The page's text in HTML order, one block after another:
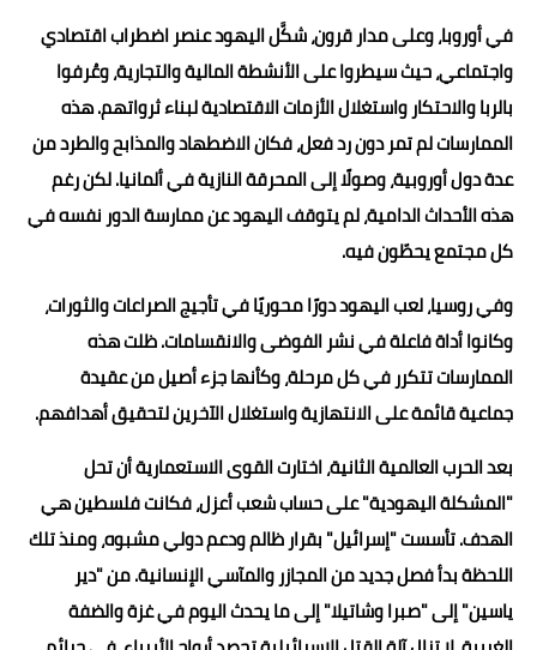
في أوروبا، وعلى مدار قرون، شكَّل اليهود عنصر اضطراب اقتصادي
واجتماعي، حيث سيطروا على الأنشطة المالية والتجارية، وعُرفوا
بالربا والاحتكار واستغلال الأزمات الاقتصادية لبناء ثرواتهم. هذه
الممارسات لم تمر دون رد فعل، فكان الاضطهاد والمذابح والطرد من
عدة دول أوروبية، وصولًا إلى المحرقة النازية في ألمانيا. لكن رغم
هذه الأحداث الدامية، لم يتوقف اليهود عن ممارسة الدور نفسه في
كل مجتمع يحطّون فيه.
وفي روسيا، لعب اليهود دورًا محوريًا في تأجيج الصراعات والثورات،
وكانوا أداة فاعلة في نشر الفوضى والانقسامات. ظلت هذه
الممارسات تتكرر في كل مرحلة، وكأنها جزء أصيل من عقيدة
جماعية قائمة على الانتهازية واستغلال الآخرين لتحقيق أهدافهم.
بعد الحرب العالمية الثانية، اختارت القوى الاستعمارية أن تحل
"المشكلة اليهودية" على حساب شعب أعزل، فكانت فلسطين هي
الهدف. تأسست "إسرائيل" بقرار ظالم ودعم دولي مشبوه، ومنذ تلك
اللحظة بدأ فصل جديد من المجازر والمآسي الإنسانية. من "دير
ياسين" إلى "صبرا وشاتيلا" إلى ما يحدث اليوم في غزة والضفة